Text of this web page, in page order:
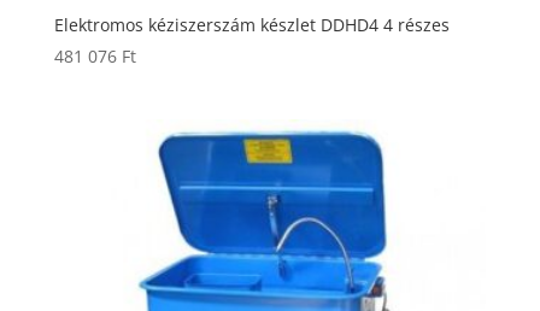
Elektromos kéziszerszám készlet DDHD4 4 részes
481 076 Ft